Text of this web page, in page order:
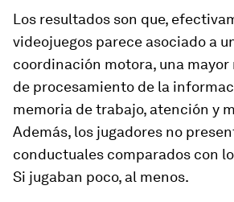
Los resultados son que,
videojuegos parece asociado a
coordinación motora, una
de procesamiento de la
memoria de trabajo, atención y
Además, los jugadores no
conductuales comparados con
Si jugaban poco, al menos.